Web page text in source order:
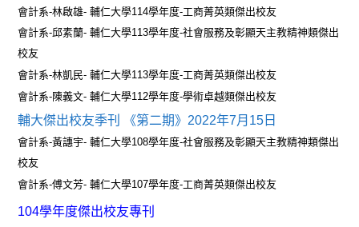
會計系-林啟雄- 輔仁大學114學年度-工商菁英類傑出校友
會計系-邱素蘭- 輔仁大學113學年度-社會服務及彰顯天主教精神類傑出
校友
會計系-林凱民- 輔仁大學113學年度-工商菁英類傑出校友
會計系-陳義文- 輔仁大學112學年度-學術卓越類傑出校友
輔大傑出校友季刊 《第二期》2022年7月15日
會計系-黃譓宇- 輔仁大學108學年度-社會服務及彰顯天主教精神類傑出
校友
會計系-傅文芳- 輔仁大學107學年度-工商菁英類傑出校友
104學年度傑出校友專刊